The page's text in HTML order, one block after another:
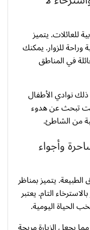
للعائلات. يتميز
للزوار. يمكنك
في المناطق
نوادي الأطفال
تبحث عن هدوء
من الشاطئ.
وأجواء
يتميز بمناظر
التام. يعتبر
الحياة اليومية.